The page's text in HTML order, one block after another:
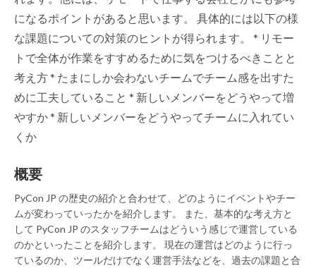
になるポイントがあると思います。 具体的には以下の様
な課題についての対策のヒントが得られます。 * リモー
トで全体が作業をすすめるために気をつけるべきことと
考え方 * たまにしか会わないチームでチーム感を出すた
めに工夫していること * 新しいメンバーをどうやって増
やすか * 新しいメンバーをどうやってチームに入れてい
くか
概要
PyCon JP の歴史の紹介と合わせて、どのようにイベントやチー
ムが変わっていったかを紹介します。 また、基本的な考え方と
して PyCon JP のスタッフチームはどういう感じで運営している
のかといったことを紹介します。 現在の運営はどのように行っ
ているのか、ツールだけでなく運営手法などを、過去の課題と合